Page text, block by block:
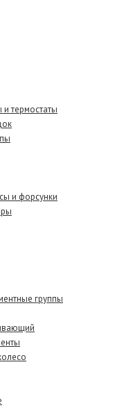
термостаты
и форсунки
группы